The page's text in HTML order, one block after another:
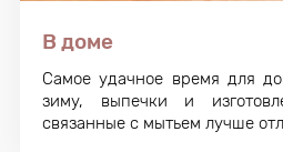
В доме
Самое удачное время для
зиму, выпечки и
связанные с мытьем лучше